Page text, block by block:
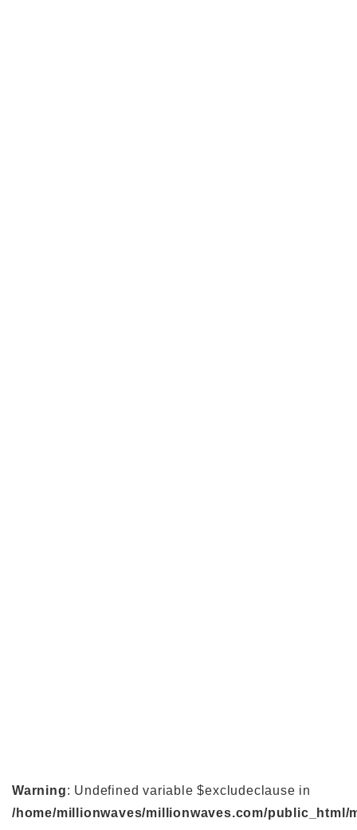
Warning: Undefined variable $excludeclause in
/home/millionwaves/millionwaves.com/public_html/